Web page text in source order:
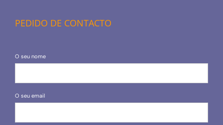
PEDIDO DE CONTACTO
O seu nome
O seu email